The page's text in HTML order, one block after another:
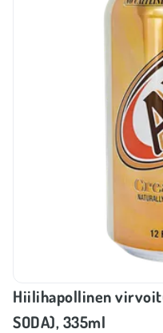
Hiilihapollinen
SODA), 335ml